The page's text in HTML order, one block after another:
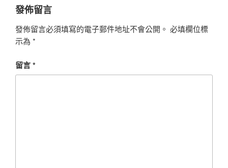
發佈留言
發佈留言必須填寫的電子郵件地址不會公開。 必填欄位標
示為 *
留言*